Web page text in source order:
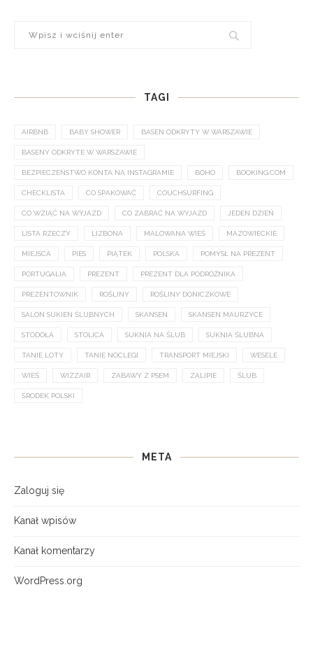
TAGI
AIRBNB BABY SHOWER BASEN ODKRYTY W WARSZAWIE
BASENY ODKRYTE W WARSZAWIE
BEZPIECZEŃSTWO KONTA NA INSTAGRAMIE BOHO BOOKING.COM
CHECKLISTA CO SPAKOWAĆ COUCHSURFING
CO WZIĄĆ NA WYJAZD CO ZABRAĆ NA WYJAZD JEDEN DZIEŃ
LISTA RZECZY LIZBONA MALOWANA WIEŚ MAZOWIECKIE
MIEJSCA PIES PIĄTEK POLSKA POMYSŁ NA PREZENT
PORTUGALIA PREZENT PREZENT DLA PODRÓŻNIKA
PREZENTOWNIK ROŚLINY ROŚLINY DONICZKOWE
SALON SUKIEN ŚLUBNYCH SKANSEN SKANSEN MAURZYCE
STODOŁA STOLICA SUKNIA NA ŚLUB SUKNIA ŚLUBNA
TANIE LOTY TANIE NOCLEGI TRANSPORT MIEJSKI WESELE
WIEŚ WIZZAIR ZABAWY Z PSEM ZALIPIE ŚLUB
ŚRODEK POLSKI
META
Zaloguj się
Kanał wpisów
Kanał komentarzy
WordPress.org